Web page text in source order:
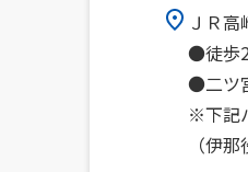
ＪＲ
●徒歩
●二ツ
※下記
（伊